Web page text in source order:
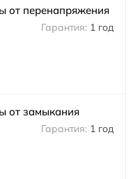
от перенапряжения
1 год
от замыкания
1 год